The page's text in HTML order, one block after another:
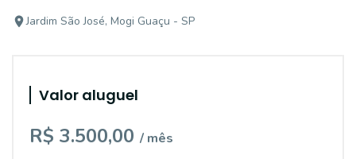
Jardim São José, Mogi Guaçu - SP
Valor aluguel
R$ 3.500,00 / mês